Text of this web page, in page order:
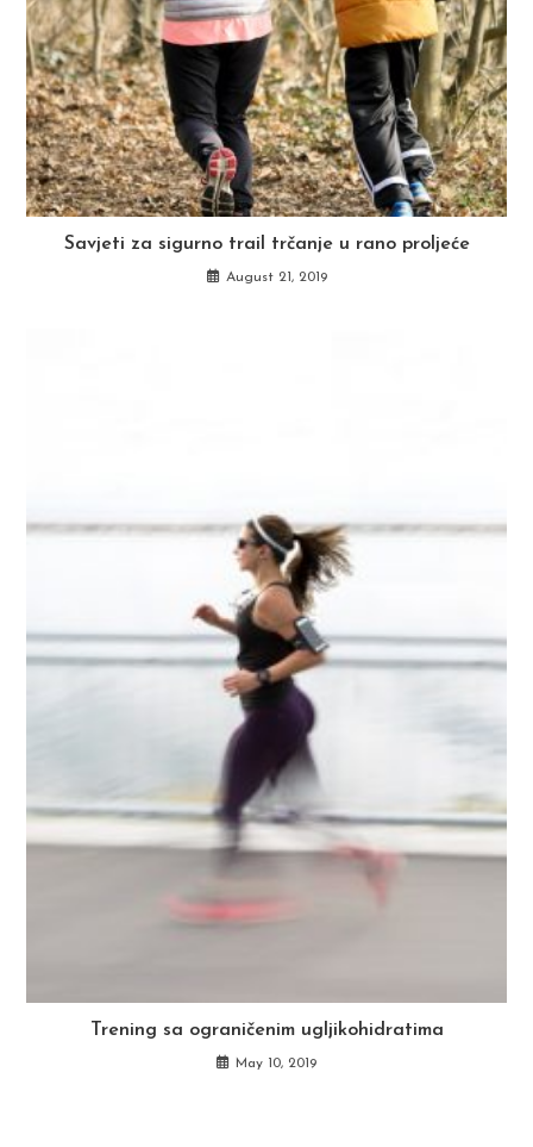
Savjeti za sigurno trail trčanje u rano proljeće
August 21, 2019
Trening sa ograničenim ugljikohidratima
May 10, 2019